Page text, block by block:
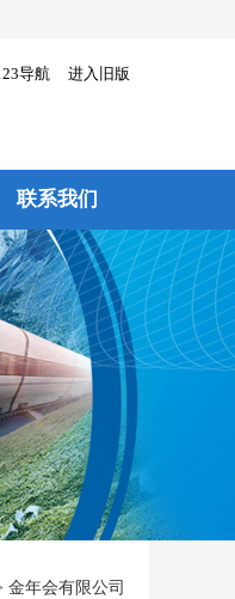
导航 进入旧版
联系我们
金年会有限公司